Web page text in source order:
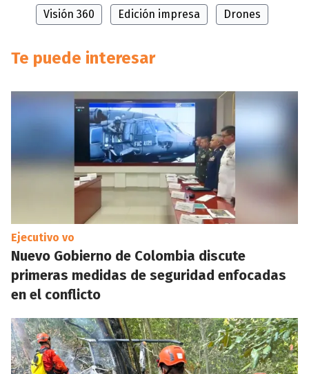
Visión 360 Edición impresa Drones
Te puede interesar
Ejecutivo vo
Nuevo Gobierno de Colombia discute
primeras medidas de seguridad enfocadas
en el conflicto